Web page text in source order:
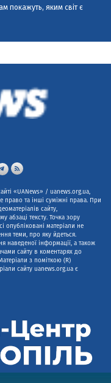
покажуть, яким світ є
«UANews» / uanews.org.ua,
право та інші суміжні права. При
сайту,
абзаці тексту. Точка зору
опубліковані матеріали не
теми, про яку йдеться.
наведеної інформації, а також
сайту в коментарях до
з поміткою (R)
сайту uanews.org.ua є